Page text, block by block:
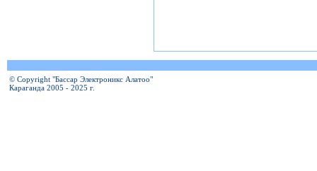
© Copyright "Бассар Электроникс Алатоо"
Караганда 2005 - 2025 г.